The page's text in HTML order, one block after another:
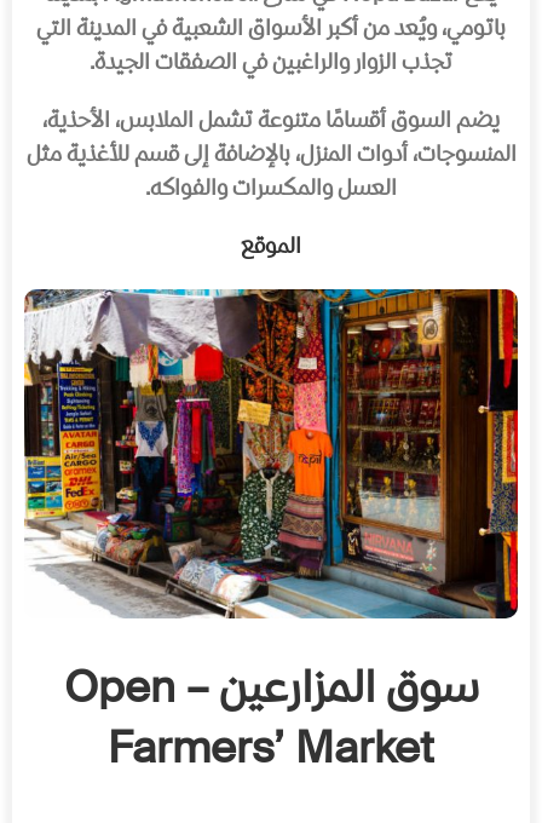
باتومي، ويُعد من أكبر الأسواق الشعبية في المدينة التي
تجذب الزوار والراغبين في الصفقات الجيدة.
يضم السوق أقسامًا متنوعة تشمل الملابس، الأحذية،
المنسوجات، أدوات المنزل، بالإضافة إلى قسم للأغذية مثل
العسل والمكسرات والفواكه.
الموقع
سوق المزارعين – Open
Farmers’ Market